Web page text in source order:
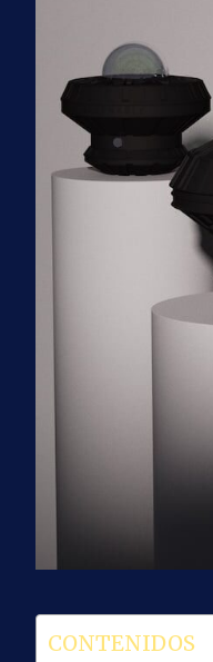
CONTENIDOS